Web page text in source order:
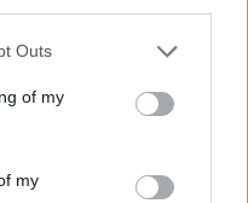
one or more Google
You may click to
its third-party tags to
in below Google
Outs
of my
my
es Bahreini Nagydíj